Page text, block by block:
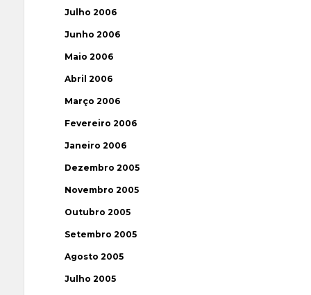
Julho 2006
Junho 2006
Maio 2006
Abril 2006
Março 2006
Fevereiro 2006
Janeiro 2006
Dezembro 2005
Novembro 2005
Outubro 2005
Setembro 2005
Agosto 2005
Julho 2005